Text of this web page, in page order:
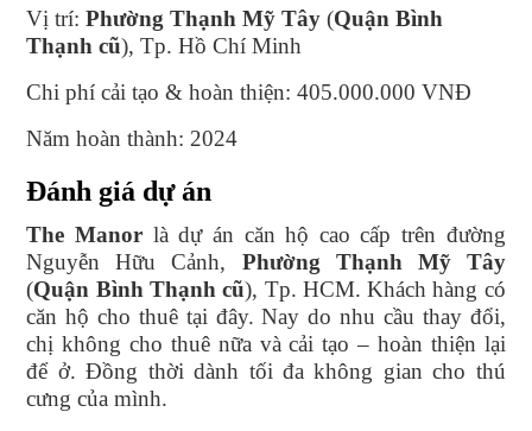
Vị trí:Phường Thạnh Mỹ Tây (Quận Bình
Thạnh cũ), Tp. Hồ Chí Minh
Chi phí cải tạo & hoàn thiện: 405.000.000 VNĐ
Năm hoàn thành: 2024
Đánh giá dự án
The Manor là dự án căn hộ cao cấp trên đường
Nguyễn Hữu Cảnh, Phường Thạnh Mỹ Tây
(Quận Bình Thạnh cũ), Tp. HCM. Khách hàng có
căn hộ cho thuê tại đây. Nay do nhu cầu thay đổi,
chị không cho thuê nữa và cải tạo – hoàn thiện lại
để ở. Đồng thời dành tối đa không gian cho thú
cưng của mình.